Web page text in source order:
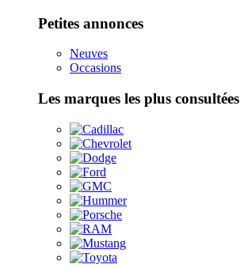
Petites annonces
Neuves
Occasions
Les marques les plus consultées